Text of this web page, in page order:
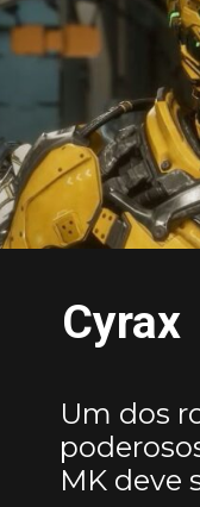
Um dos
MK deve
Cyrax